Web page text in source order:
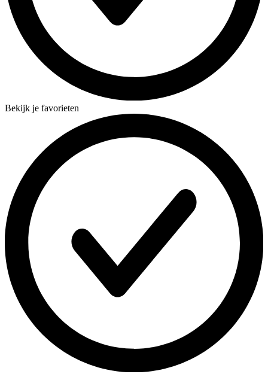
Bekijk je favorieten